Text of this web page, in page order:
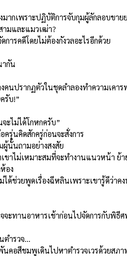
มากเพราะปฏิบัติการจับกุมผู้ลักลอบข
ามและแมวเฒ่า?
ารคดีโดยไม่ต้องกังวลอะไรอีกด้วย
ากัน
นปรากฏตัวในชุดลำลองทำความเคา
รับ!”
ะไม่ได้โกหกครับ”
รุ่นคิดสักครู่ก่อนจะสั่งการ
ผู้นั้นถามอย่างสงสัย
ขาไม่เหมาะสมที่จะทำงานแนวหน้า ย้
อง
ช่วยพูดเรื่องฉีหลินเพราะเขารู้ดีว่าคง
จะทานอาหารเช้าก่อนไปจัดการกับพิ
ตำรวจ…
อสีชมพูเดินไปหาตำรวจเวรด้วยสภา